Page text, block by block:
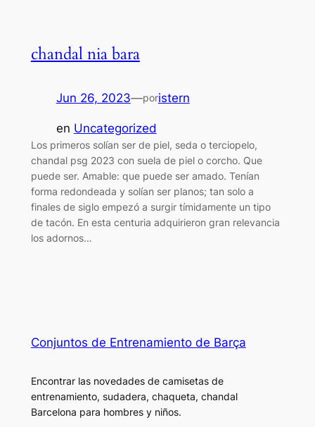
chandal nia bara
Jun 26, 2023—poristern
en Uncategorized
Los primeros solían ser de piel, seda o terciopelo,
chandal psg 2023 con suela de piel o corcho. Que
puede ser. Amable: que puede ser amado. Tenían
forma redondeada y solían ser planos; tan solo a
finales de siglo empezó a surgir tímidamente un tipo
de tacón. En esta centuria adquirieron gran relevancia
los adornos…
Conjuntos de Entrenamiento de Barça
Encontrar las novedades de camisetas de
entrenamiento, sudadera, chaqueta, chandal
Barcelona para hombres y niños.